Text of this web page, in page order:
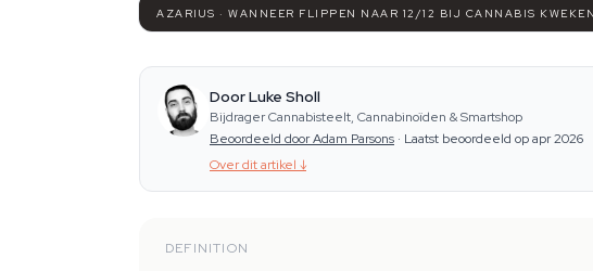
AZARIUS · WANNEER FLIPPEN NAAR 12/12 BIJ CANNABIS KWEKEN
Door Luke Sholl
Bijdrager Cannabisteelt, Cannabinoïden & Smartshop
Beoordeeld door Adam Parsons · Laatst beoordeeld op apr 2026
Over dit artikel ↓
DEFINITION